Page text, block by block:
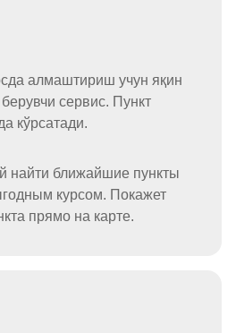
алмаштириш учун яқин
сервис. Пункт
кўрсатади.
найти ближайшие пункты
курсом. Покажет
прямо на карте.